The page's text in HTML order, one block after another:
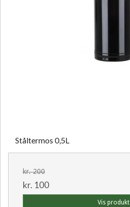
Ståltermos 0,5L
kr. 200
kr. 100
Vis produkt